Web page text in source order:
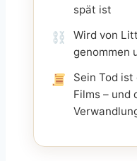
spät ist
Wird von
genommen
Sein Tod
Films – und